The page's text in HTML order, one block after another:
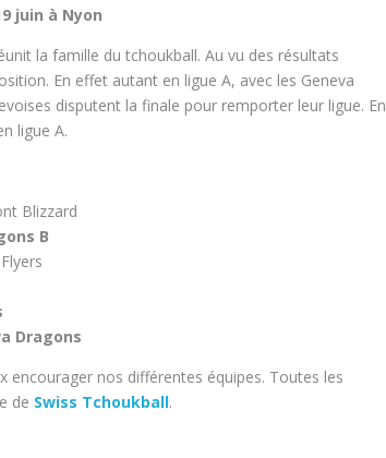
juin à Nyon
la famille du tchoukball. Au vu des résultats
En effet autant en ligue A, avec les Geneva
disputent la finale pour remporter leur ligue. En
ligue A.
Blizzard
B
Dragons
encourager nos différentes équipes. Toutes les
de Swiss Tchoukball.